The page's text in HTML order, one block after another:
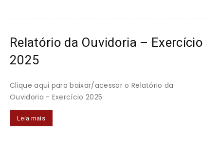
Relatório da Ouvidoria – Exercício
2025
Clique aqui para baixar/acessar o Relatório da
Ouvidoria - Exercício 2025
Leia mais